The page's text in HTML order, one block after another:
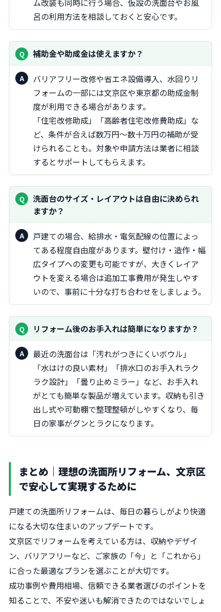
ム改装も同時に行う場合、仮設の洗面台やお風
呂の利用方法を相談しておくと安心です。
補助金や助成金は使えますか？
バリアフリー改修や省エネ設備導入、水回りリ
フォームの一部には文京区や東京都の助成金制
度が利用できる場合があります。
「住宅改修助成」「高齢者住宅改修費助成」な
ど、条件が合えば数万円～数十万円の補助が受
けられることも。対象や申請方法は業者に相談
するとサポートしてもらえます。
洗面台のサイズ・レイアウトは自由に決められ
ますか？
戸建ての場合、給排水・電気配線の位置によっ
てある程度自由度があります。壁付け・造作・幅
広タイプへの変更も可能ですが、大きくレイア
ウトを変える場合は追加工事費用が発生しやす
いので、事前に十分な打ち合わせをしましょう。
リフォーム後のお手入れは簡単になりますか？
最近の洗面台は「汚れがつきにくいボウル」
「水はけの良い素材」「排水口のお手入れラク
ラク設計」「曇り止めミラー」など、お手入れ
がとても簡単な製品が増えています。収納も引き
出し式や可動棚で整理整頓がしやすくなり、毎
日の家事がグンとラクになります。
まとめ｜理想の洗面所リフォーム、文京区
で安心して実現するために
戸建ての洗面所リフォームは、毎日の暮らしがより快適
になる大切な住まいのアップデートです。
文京区でリフォームを考えている方は、収納やデザイ
ン、バリアフリーなど、ご家族の「今」と「これから」
に合った最適なプランを選ぶことが大切です。
成功事例や費用相場、信頼できる業者選びのポイントを
知ることで、不安や迷いも解消できたのではないでしょ